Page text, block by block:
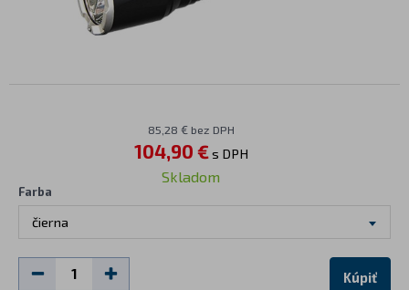
85,28 € bez DPH
104,90 €s DPH
Skladom
Farba
čierna
Kúpiť